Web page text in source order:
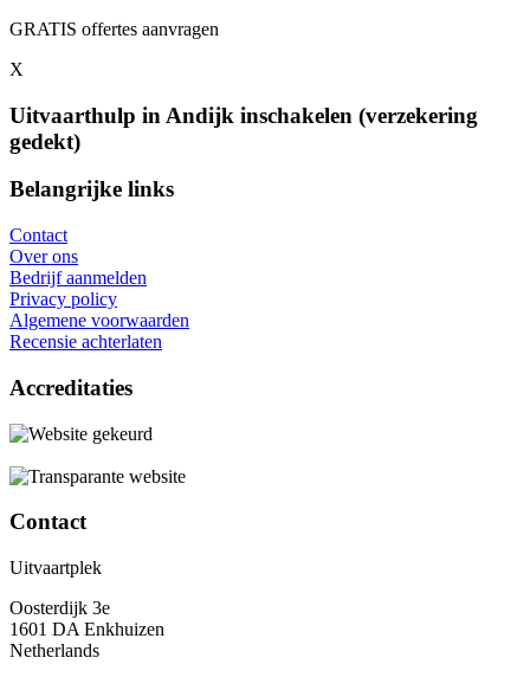
GRATIS offertes aanvragen
X
Uitvaarthulp in Andijk inschakelen (verzekering
gedekt)
Belangrijke links
Contact
Over ons
Bedrijf aanmelden
Privacy policy
Algemene voorwaarden
Recensie achterlaten
Accreditaties
Contact
Uitvaartplek
Oosterdijk 3e
1601 DA Enkhuizen
Netherlands